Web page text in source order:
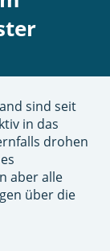
sind seit
in das
drohen
aber alle
über die